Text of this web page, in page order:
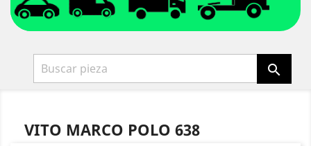

VITO MARCO POLO 638